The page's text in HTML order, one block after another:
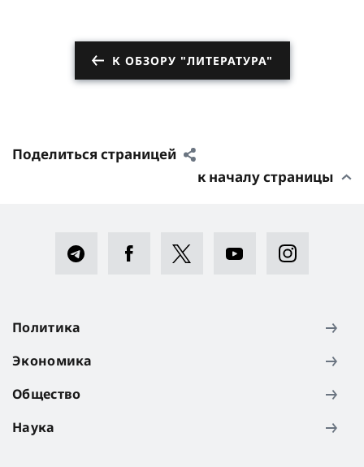
К ОБЗОРУ "ЛИТЕРАТУРА"
Поделиться страницей
к началу страницы
Политика
Экономика
Общество
Наука